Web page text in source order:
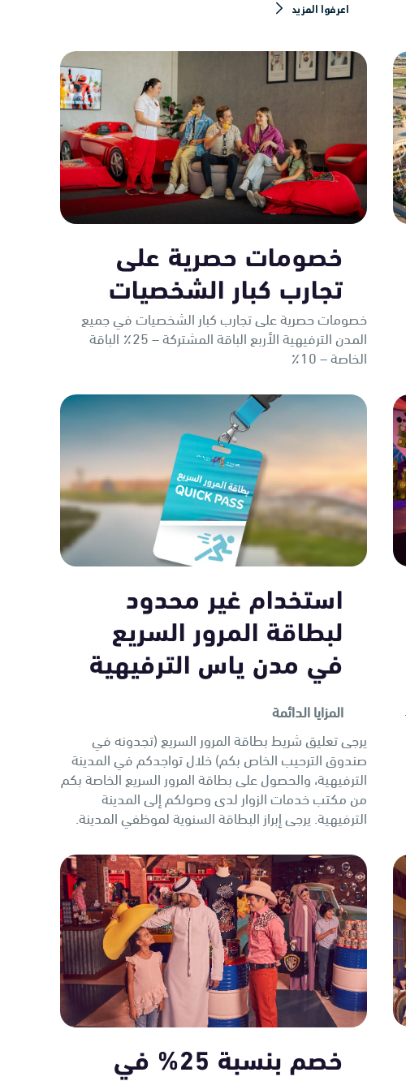
اعرفوا المزيد
خصومات حصرية على
تجارب كبار الشخصيات
خصومات حصرية على تجارب كبار الشخصيات في جميع
المدن الترفيهية الأربع الباقة المشتركة – 25٪ الباقة
الخاصة – 10٪
استخدام غير محدود
لبطاقة المرور السريع
في مدن ياس الترفيهية
المزايا الدائمة
يرجى تعليق شريط بطاقة المرور السريع (تجدونه في
صندوق الترحيب الخاص بكم) خلال تواجدكم في المدينة
الترفيهية، والحصول على بطاقة المرور السريع الخاصة بكم
من مكتب خدمات الزوار لدى وصولكم إلى المدينة
الترفيهية. يرجى إبراز البطاقة السنوية لموظفي المدينة.
خصم بنسبة 25% في